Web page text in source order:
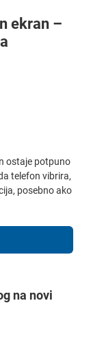
ekran –
ostaje potpuno
telefon vibrira,
posebno ako
na novi